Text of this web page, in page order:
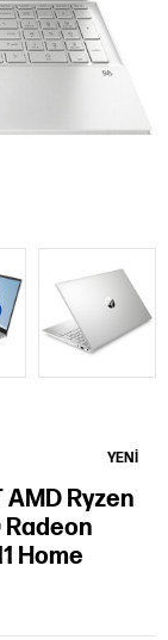
YENI
AMD Ryzen
Radeon
Home